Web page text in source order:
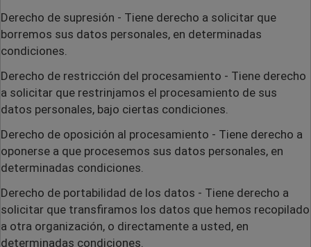
Derecho de supresión - Tiene derecho a solicitar que
borremos sus datos personales, en determinadas
condiciones.
Derecho de restricción del procesamiento - Tiene derecho
a solicitar que restrinjamos el procesamiento de sus
datos personales, bajo ciertas condiciones.
Derecho de oposición al procesamiento - Tiene derecho a
oponerse a que procesemos sus datos personales, en
determinadas condiciones.
Derecho de portabilidad de los datos - Tiene derecho a
solicitar que transfiramos los datos que hemos recopilado
a otra organización, o directamente a usted, en
determinadas condiciones.